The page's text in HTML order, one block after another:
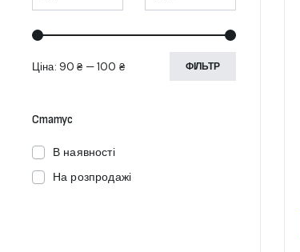
ФІЛЬТР
Ціна: 90 ₴—100 ₴
Статус
В наявності
На розпродажі